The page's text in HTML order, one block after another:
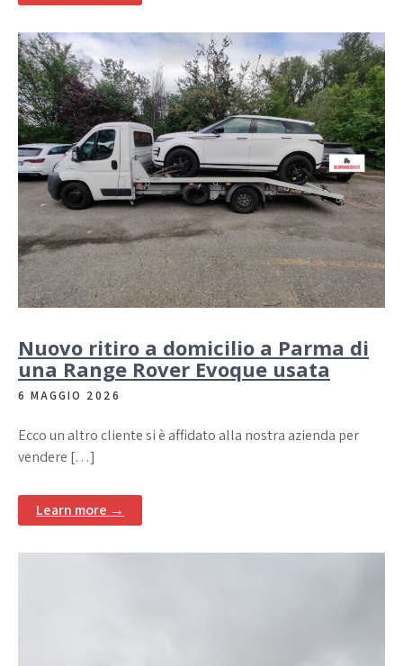
Nuovo ritiro a domicilio a Parma di
una Range Rover Evoque usata
6 MAGGIO 2026
Ecco un altro cliente si è affidato alla nostra azienda per
vendere […]
Learn more →